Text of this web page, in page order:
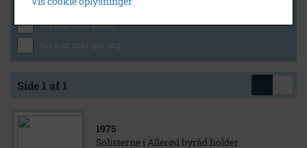
Vis kun med lydklip
Vis kun med kilder
Vis kun med geo-tag
Side 1 af 1
1975
Solisterne i Allerød byråd holder